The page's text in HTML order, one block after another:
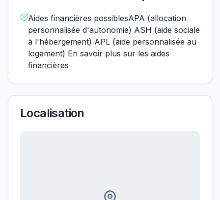
Aides financières possiblesAPA (allocation
personnalisée d'autonomie) ASH (aide sociale
à l'hébergement) APL (aide personnalisée au
logement) En savoir plus sur les aides
financières
Localisation